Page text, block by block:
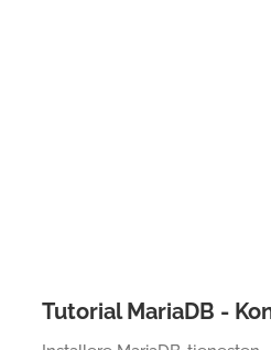
Tutorial MariaDB -